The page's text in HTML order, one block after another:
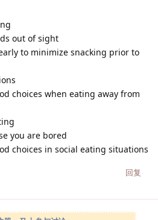
out of sight
to minimize snacking prior to
choices when eating away from
you are bored
choices in social eating situations
回复